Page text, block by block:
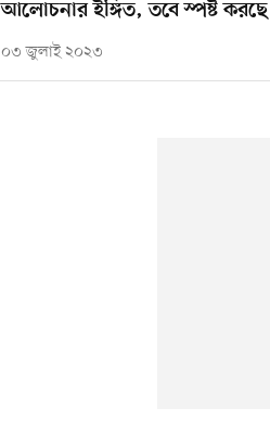
আলোচনার ইঙ্গিত, তবে স্পষ্ট
০৩ জুলাই ২০২৩